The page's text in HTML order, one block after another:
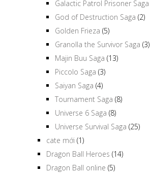
Galactic Patrol Prisoner Saga
God of Destruction Saga (2)
Golden Frieza (5)
Granolla the Survivor Saga (3)
Majin Buu Saga (13)
Piccolo Saga (3)
Saiyan Saga (4)
Tournament Saga (8)
Universe 6 Saga (8)
Universe Survival Saga (25)
cate mới (1)
Dragon Ball Heroes (14)
Dragon Ball online (5)